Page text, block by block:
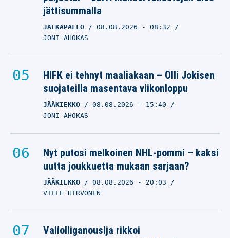
jättisummalla
JALKAPALLO 08.08.2026 - 08:32
JONI AHOKAS
HIFK ei tehnyt maaliakaan – Olli Jokisen
suojateilla masentava viikonloppu
JÄÄKIEKKO 08.08.2026 - 15:40
JONI AHOKAS
Nyt putosi melkoinen NHL-pommi – kaksi
uutta joukkuetta mukaan sarjaan?
JÄÄKIEKKO 08.08.2026 - 20:03
VILLE HIRVONEN
Valioliiganousija rikkoi